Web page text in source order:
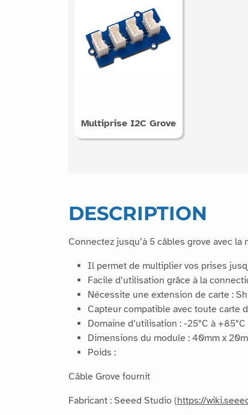
Multiprise I2C Grove
DESCRIPTION
Connectez jusqu’à 5 câbles grove avec la
Il permet de multiplier vos prises
Facile d’utilisation grâce à la
Nécessite une extension de carte :
Capteur compatible avec toute carte
Domaine d’utilisation : -25°C à +85°C
Dimensions du module : 40mm x
Poids :
Câble Grove fournit
Fabricant : Seeed Studio (https://